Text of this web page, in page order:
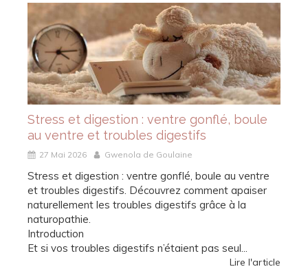
Stress et digestion : ventre gonflé, boule
au ventre et troubles digestifs
27 Mai 2026 Gwenola de Goulaine
Stress et digestion : ventre gonflé, boule au ventre
et troubles digestifs. Découvrez comment apaiser
naturellement les troubles digestifs grâce à la
naturopathie.
Introduction
Et si vos troubles digestifs n’étaient pas seul...
Lire l'article